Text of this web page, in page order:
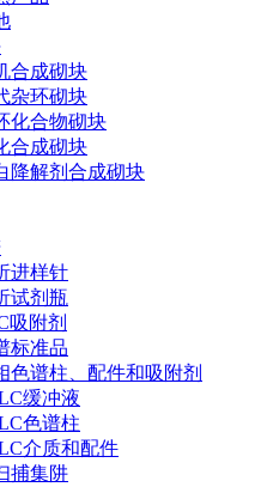
合成砌块
杂环砌块
化合物砌块
合成砌块
降解剂合成砌块
进样针
试剂瓶
吸附剂
标准品
色谱柱、配件和吸附剂
缓冲液
色谱柱
介质和配件
捕集阱